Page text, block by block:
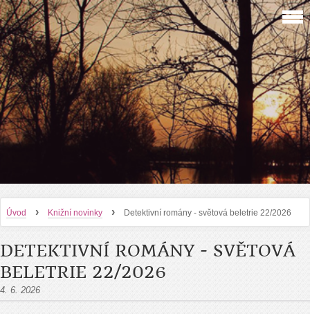
Úvod › Knižní novinky › Detektivní romány - světová beletrie 22/2026
DETEKTIVNÍ ROMÁNY - SVĚTOVÁ
BELETRIE 22/2026
4. 6. 2026